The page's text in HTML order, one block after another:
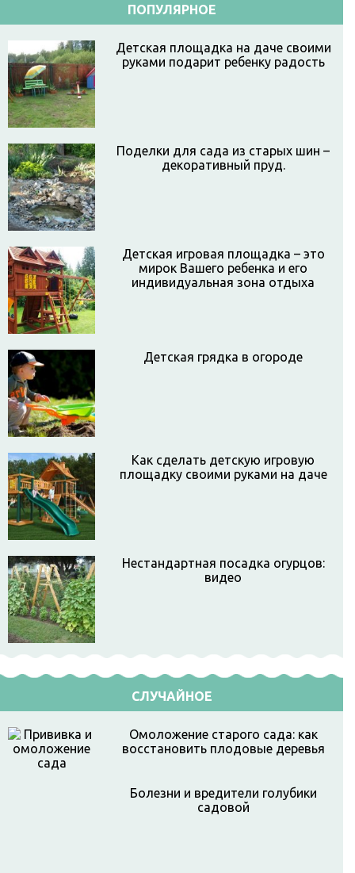
ПОПУЛЯРНОЕ
Детская площадка на даче своими
руками подарит ребенку радость
Поделки для сада из старых шин –
декоративный пруд.
Детская игровая площадка – это
мирок Вашего ребенка и его
индивидуальная зона отдыха
Детская грядка в огороде
Как сделать детскую игровую
площадку своими руками на даче
Нестандартная посадка огурцов:
видео
СЛУЧАЙНОЕ
Омоложение старого сада: как
восстановить плодовые деревья
Болезни и вредители голубики
садовой